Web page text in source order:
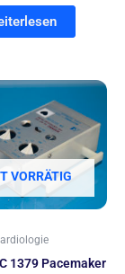
VORRÄTIG
1379 Pacemaker